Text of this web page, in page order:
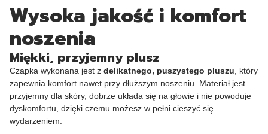
Wysoka jakość i komfort
noszenia
Miękki, przyjemny plusz
Czapka wykonana jest z delikatnego, puszystego pluszu , który
zapewnia komfort nawet przy dłuższym noszeniu. Materiał jest
przyjemny dla skóry, dobrze układa się na głowie i nie powoduje
dyskomfortu, dzięki czemu możesz w pełni cieszyć się
wydarzeniem.